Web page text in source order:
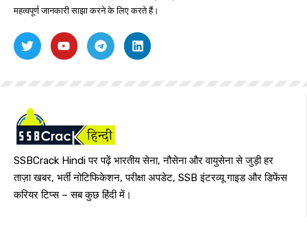
महत्वपूर्ण जानकारी साझा करने के लिए करते हैं।
SSBCrack Hindi पर पढ़ें भारतीय सेना, नौसेना और वायुसेना से जुड़ी हर
ताज़ा खबर, भर्ती नोटिफिकेशन, परीक्षा अपडेट, SSB इंटरव्यू गाइड और डिफेंस
करियर टिप्स – सब कुछ हिंदी में।